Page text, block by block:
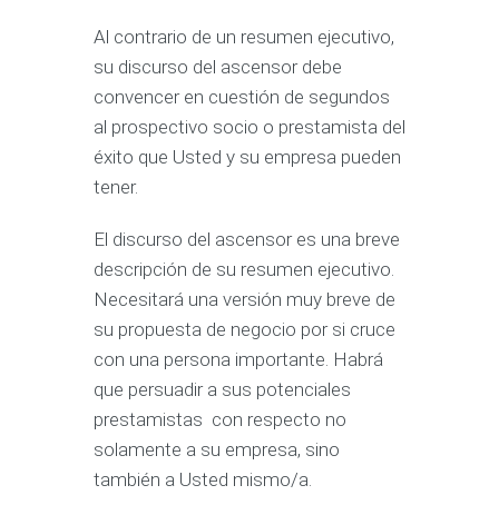
Al contrario de un resumen ejecutivo,
su discurso del ascensor debe
convencer en cuestión de segundos
al prospectivo socio o prestamista del
éxito que Usted y su empresa pueden
tener.
El discurso del ascensor es una breve
descripción de su resumen ejecutivo.
Necesitará una versión muy breve de
su propuesta de negocio por si cruce
con una persona importante. Habrá
que persuadir a sus potenciales
prestamistas con respecto no
solamente a su empresa, sino
también a Usted mismo/a.